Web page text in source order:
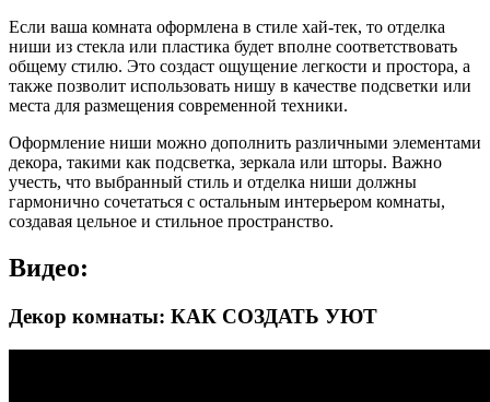
Если ваша комната оформлена в стиле хай-тек, то отделка
ниши из стекла или пластика будет вполне соответствовать
общему стилю. Это создаст ощущение легкости и простора, а
также позволит использовать нишу в качестве подсветки или
места для размещения современной техники.
Оформление ниши можно дополнить различными элементами
декора, такими как подсветка, зеркала или шторы. Важно
учесть, что выбранный стиль и отделка ниши должны
гармонично сочетаться с остальным интерьером комнаты,
создавая цельное и стильное пространство.
Видео:
Декор комнаты: КАК СОЗДАТЬ УЮТ